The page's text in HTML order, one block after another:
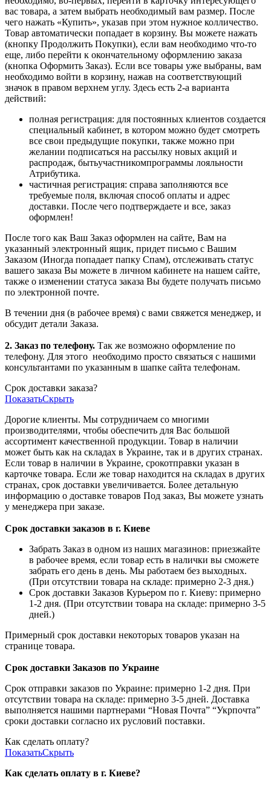
вас товара, а затем выбрать необходимый вам размер. После
чего нажать «Купить», указав при этом нужное колличество.
Товар автоматически попадает в корзину. Вы можете нажать
(кнопку Продолжить Покупки), если вам необходимо что-то
еще, либо перейти к окончательному оформлению заказа
(кнопка Оформить Заказ). Если все товары уже выбраны, вам
необходимо войти в корзину, нажав на соответствующий
значок в правом верхнем углу. Здесь есть 2-а варианта
действий:
полная регистрация: для постоянных клиентов создается
специальный кабинет, в котором можно будет смотреть
все свои предыдущие покупки, также можно при
желании подписаться на рассылку новых акций и
распродаж, бытьучастникомпрограммы лояльности
Атрибутика.
частичная регистрация: справа заполняются все
требуемые поля, включая способ оплаты и адрес
доставки. После чего подтверждаете и все, заказ
оформлен!
После того как Ваш Заказ оформлен на сайте, Вам на
указанный электронный ящик, придет письмо с Вашим
Заказом (Иногда попадает папку Спам), отслеживать статус
вашего заказа Вы можете в личном кабинете на нашем сайте,
также о изменении статуса заказа Вы будете получать письмо
по электронной почте.
В течении дня (в рабочее время) с вами свяжется менеджер, и
обсудит детали Заказа.
2. Заказ по телефону. Так же возможно оформление по
телефону. Для этого необходимо просто связаться с нашими
консультантами по указанным в шапке сайта телефонам.
Срок доставки заказа?
ПоказатьСкрыть
Дорогие клиенты. Мы сотрудничаем со многими
производителями, чтобы обеспечить для Вас большой
ассортимент качественной продукции. Товар в наличии
может быть как на складах в Украине, так и в других странах.
Если товар в наличии в Украине, срокотправки указан в
карточке товара. Если же товар находится на складах в других
странах, срок доставки увеличивается. Более детальную
информацию о доставке товаров Под заказ, Вы можете узнать
у менеджера при заказе.
Срок доставки заказов в г. Киеве
Забрать Заказ в одном из наших магазинов: приезжайте
в рабочее время, если товар есть в налички вы сможете
забрать его день в день. Мы работаем без выходных.
(При отсутствии товара на складе: примерно 2-3 дня.)
Срок доставки Заказов Курьером по г. Киеву: примерно
1-2 дня. (При отсутствии товара на складе: примерно 3-5
дней.)
Примерный срок доставки некоторых товаров указан на
странице товара.
Срок доставки Заказов по Украине
Срок отправки заказов по Украине: примерно 1-2 дня. При
отсутствии товара на складе: примерно 3-5 дней. Доставка
выполняется нашими партнерами “Новая Почта” “Укрпочта”
сроки доставки согласно их русловий поставки.
Как сделать оплату?
ПоказатьСкрыть
Как сделать оплату в г. Киеве?